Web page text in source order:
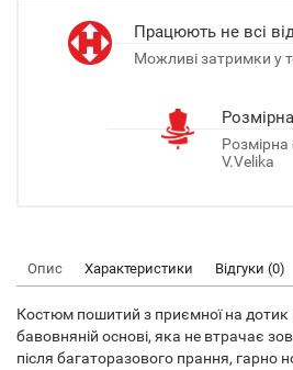
Працюють не всі
Можливі затримки у
Розмірна
V.Velika
Опис Характеристики Відгуки (0)
Костюм пошитий з приємної на
бавовняній основі, яка не втрачає
після багаторазового прання, гарно